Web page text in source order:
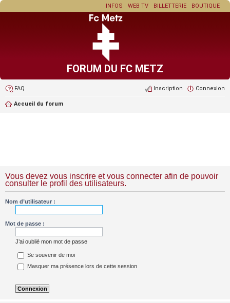
BOUTIQUE
BILLETTERIE
WEB TV
INFOS
FORUM DU FC METZ
FAQ Connexion
Inscription
Accueil du forum
Vous devez vous inscrire et vous connecter afin de pouvoir
consulter le profil des utilisateurs.
Nom d’utilisateur :
Mot de passe :
J’ai oublié mon mot de passe
Se souvenir de moi
Masquer ma présence lors de cette session